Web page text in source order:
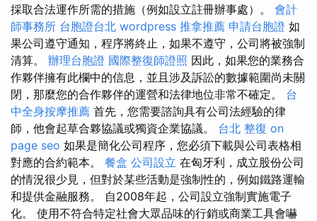
採取合法運作所需的措施（例如設立註冊辦事處）。 會計
師事務所 台胞證台北 wordpress 推拿推薦 申請台胞證 如
果公司遵守通知，程序將終止，如果不遵守，公司將被強制
清算。 辦理台胞證 國際整復師證照 因此，如果您的業務合
作夥伴擁有此欄中的信息，並且涉及訴訟的數據範圍尚未關
閉，那麼您的合作夥伴的運營和法律地位非常不確定。 台
中全身按摩推薦 首先，您需要諮詢具有公司法經驗的律
師，他會起草合夥協議或獨資企業協議。 台北 整復 on
page seo 如果是簡化公司程序，您必須下載與公司表格相
對應的合約範本。 餐盒 公司設立 在匈牙利，成立股份公司
的情況很少見，但對於某些活動是強制性的，例如鐵路運輸
和提供金融服務。 自2008年起，公司設立強制實施電子
化。 使用不符合特定社會大眾品味的行銷或商業工具會嚇